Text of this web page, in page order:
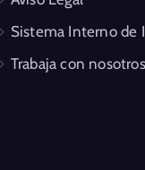
Sistema Interno de
Trabaja con nosotros